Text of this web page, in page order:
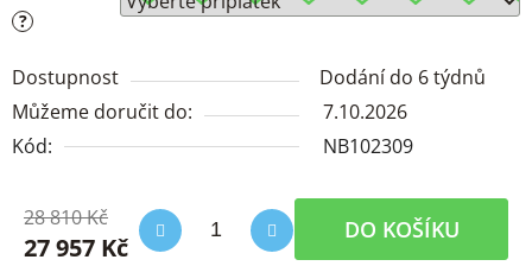
?
Dostupnost
Dodání do 6 týdnů
Můžeme doručit do:
7.10.2026
Kód:
NB102309
28 810 Kč
27 957 Kč
DO KOŠÍKU